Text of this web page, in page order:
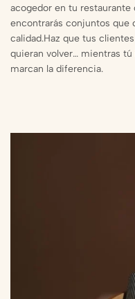
acogedor en tu restaurante
encontrarás conjuntos que
calidad.Haz que tus
quieran volver… mientras
marcan la diferencia.